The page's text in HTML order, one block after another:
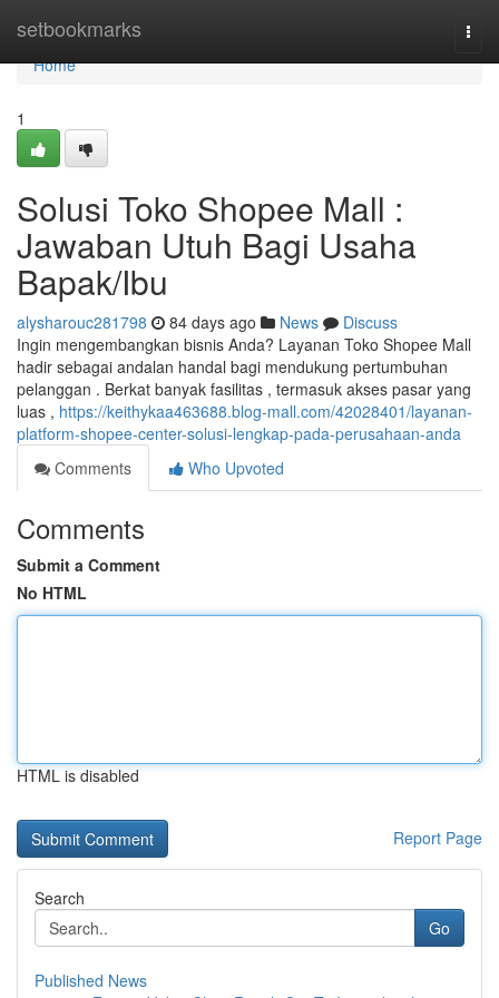
setbookmarks
Home
Home
1
Solusi Toko Shopee Mall :
Jawaban Utuh Bagi Usaha
Bapak/Ibu
alysharouc281798 84 days ago News
Discuss
Ingin mengembangkan bisnis Anda? Layanan Toko Shopee Mall
hadir sebagai andalan handal bagi mendukung pertumbuhan
pelanggan . Berkat banyak fasilitas , termasuk akses pasar yang
luas , https://keithykaa463688.blog-mall.com/42028401/layanan-
platform-shopee-center-solusi-lengkap-pada-perusahaan-anda
Comments
Who Upvoted
Comments
Submit a Comment
No HTML
HTML is disabled
Report Page
Search
Go
Published News